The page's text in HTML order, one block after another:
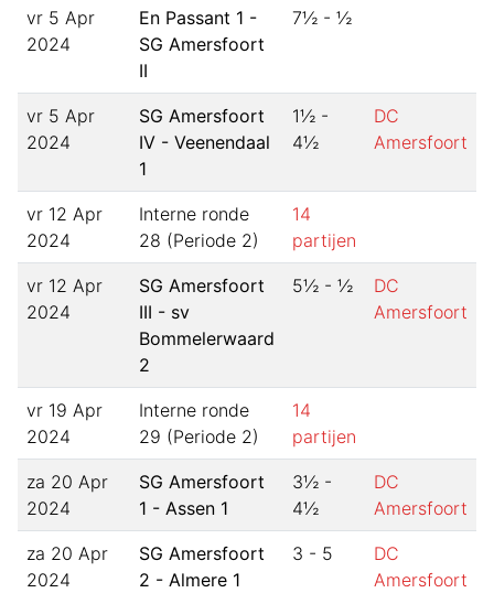
vr 5 Apr
2024
En Passant 1 -
SG Amersfoort
II
7½ - ½
vr 5 Apr
2024
SG Amersfoort
IV - Veenendaal
1
1½ -
4½
DC
Amersfoort
vr 12 Apr
2024
Interne ronde
28 (Periode 2)
14
partijen
vr 12 Apr
2024
SG Amersfoort
III - sv
Bommelerwaard
2
5½ - ½
DC
Amersfoort
vr 19 Apr
2024
Interne ronde
29 (Periode 2)
14
partijen
za 20 Apr
2024
SG Amersfoort
1 - Assen 1
3½ -
4½
DC
Amersfoort
za 20 Apr
2024
SG Amersfoort
2 - Almere 1
3 - 5
DC
Amersfoort